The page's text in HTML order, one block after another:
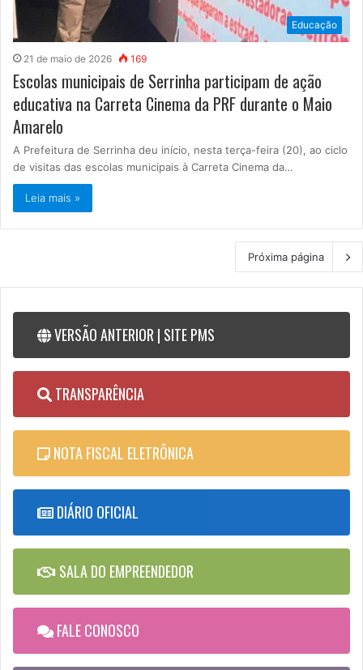
Educação
21 de maio de 2026 169
Escolas municipais de Serrinha participam de ação
educativa na Carreta Cinema da PRF durante o Maio
Amarelo
A Prefeitura de Serrinha deu início, nesta terça-feira (20), ao ciclo
de visitas das escolas municipais à Carreta Cinema da…
Leia mais »
Próxima página
VERSÃO ANTERIOR | SITE PMS
TRANSPARÊNCIA
NOTA FISCAL ELETRÔNICA
DIÁRIO OFICIAL
SALA DO EMPREENDEDOR
FALE CONOSCO